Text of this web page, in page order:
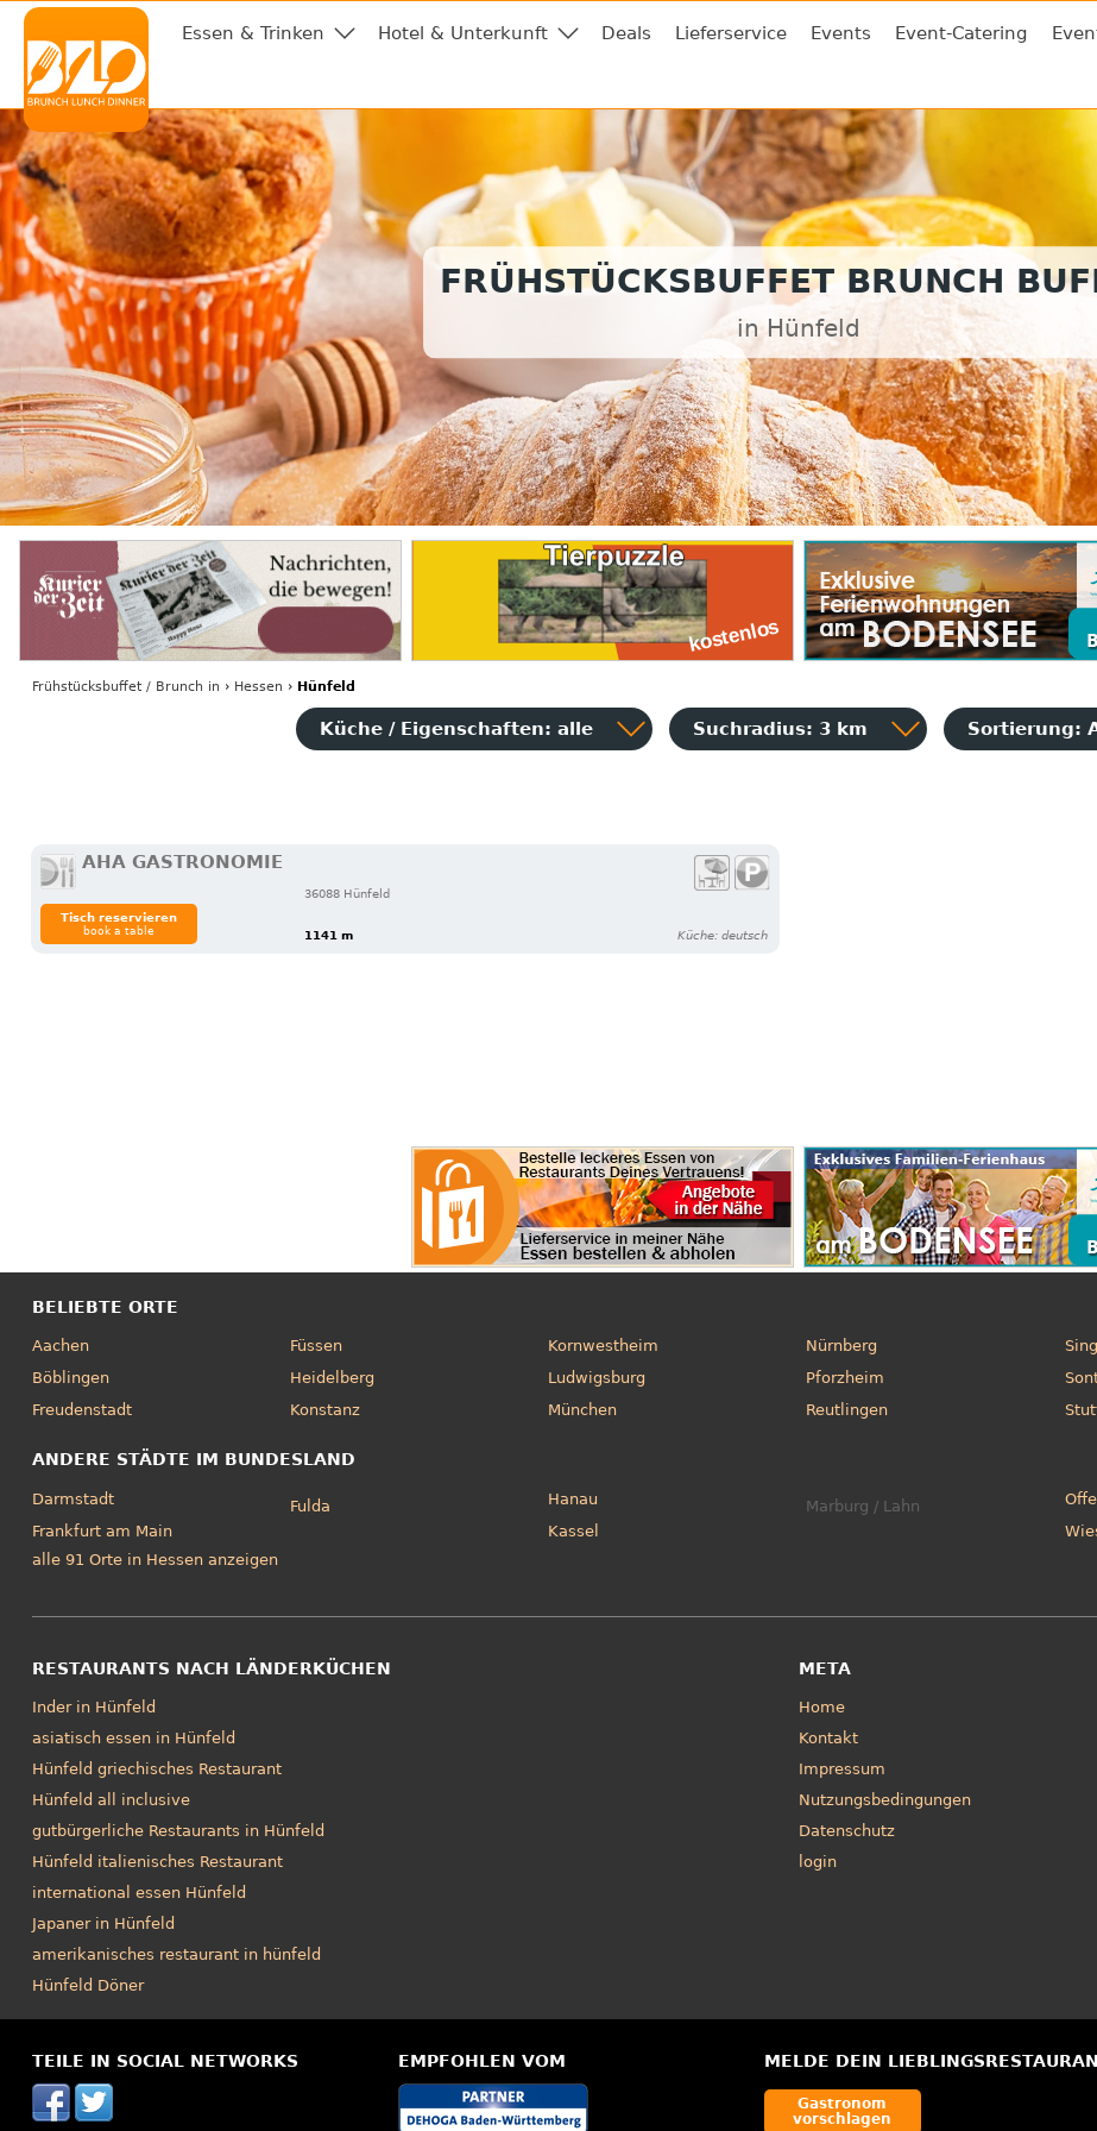
Essen & Trinken Hotel & Unterkunft Deals Lieferservice Events Event-Catering
FRÜHSTÜCKSBUFFET BRUNCH
in Hünfeld
Frühstücksbuffet / Brunch in › Hessen › Hünfeld
Küche / Eigenschaften: alle Suchradius: 3 km Sortierung:
AHA GASTRONOMIE
36088 Hünfeld
1141 m Küche: deutsch
Tisch reservieren
book a table
BELIEBTE ORTE
Aachen
Böblingen
Freudenstadt
Füssen
Heidelberg
Konstanz
Kornwestheim
Ludwigsburg
München
Nürnberg
Pforzheim
Reutlingen
ANDERE STÄDTE IM BUNDESLAND
Darmstadt
Frankfurt am Main
Fulda
Hanau
Kassel
Marburg / Lahn
alle 91 Orte in Hessen anzeigen
RESTAURANTS NACH LÄNDERKÜCHEN
Inder in Hünfeld
asiatisch essen in Hünfeld
Hünfeld griechisches Restaurant
Hünfeld all inclusive
gutbürgerliche Restaurants in Hünfeld
Hünfeld italienisches Restaurant
international essen Hünfeld
Japaner in Hünfeld
amerikanisches restaurant in hünfeld
Hünfeld Döner
META
Home
Kontakt
Impressum
Nutzungsbedingungen
Datenschutz
login
TEILE IN SOCIAL NETWORKS EMPFOHLEN VOM MELDE DEIN
Gastronom
vorschlagen